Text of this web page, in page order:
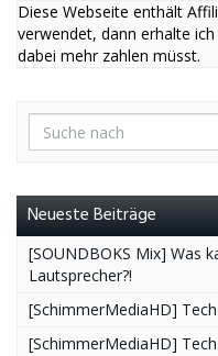
Diese Webseite enthält
verwendet, dann erhalte
dabei mehr zahlen müsst.
Neueste Beiträge
[SOUNDBOKS Mix] Was
Lautsprecher?!
[SchimmerMediaHD]
[SchimmerMediaHD]